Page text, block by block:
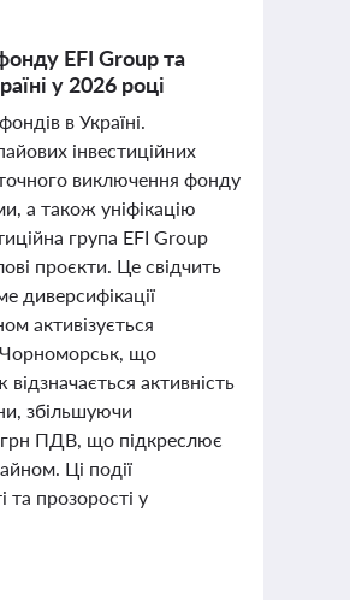
EFI Group та
у 2026 році
в Україні.
інвестиційних
виключення фонду
а також уніфікацію
група EFI Group
проєкти. Це свідчить
диверсифікації
активізується
Чорноморськ, що
активність
збільшуючи
ПДВ, що підкреслює
Ці події
та прозорості у